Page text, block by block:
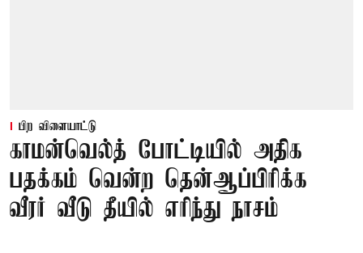
பிற விளையாட்டு
காமன்வெல்த் போட்டியில் அதிக
பதக்கம் வென்ற தென்ஆப்பிரிக்க
வீரர் வீடு தீயில் எரிந்து நாசம்